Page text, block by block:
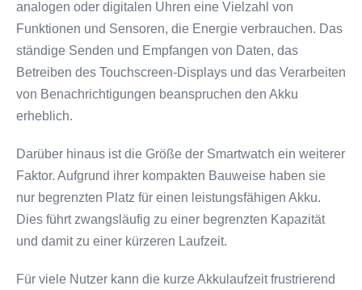
analogen oder digitalen Uhren eine Vielzahl von
Funktionen und Sensoren, die Energie verbrauchen. Das
ständige Senden und Empfangen von Daten, das
Betreiben des Touchscreen-Displays und das Verarbeiten
von Benachrichtigungen beanspruchen den Akku
erheblich.
Darüber hinaus ist die Größe der Smartwatch ein weiterer
Faktor. Aufgrund ihrer kompakten Bauweise haben sie
nur begrenzten Platz für einen leistungsfähigen Akku.
Dies führt zwangsläufig zu einer begrenzten Kapazität
und damit zu einer kürzeren Laufzeit.
Für viele Nutzer kann die kurze Akkulaufzeit frustrierend